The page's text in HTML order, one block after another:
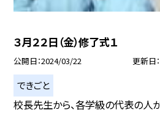
３月２２日（金）修了式１
公開日 2024/03/22 更新日
できごと
校長先生から、各学級の代表の人